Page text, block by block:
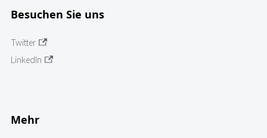
Besuchen Sie uns
Twitter
LinkedIn
Mehr